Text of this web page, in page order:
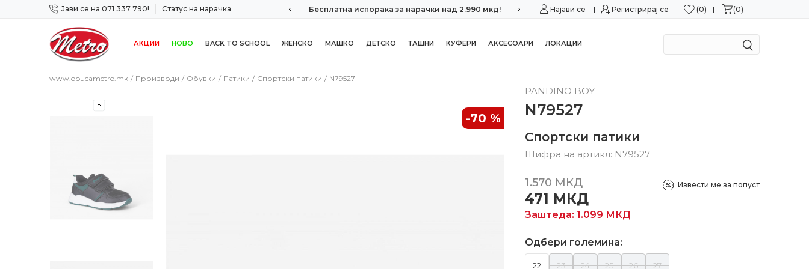
Јави се на 071 337 790! Статус на нарачка
Сигурно плаќање со платежна картичка! Бесплатна испорака за нарачки над 2.990 мкд! Можност за замена во рок од 15 дена!
Најави се Регистрирај се 0 0
АКЦИИ НОВО BACK TO SCHOOL ЖЕНСКО МАШКО ДЕТСКО ТАШНИ КУФЕРИ АКСЕСОАРИ ЛОКАЦИИ
www.obucametro.mk Производи Обувки Патики Спортски патики N79527
-70 %
PANDINO BOY
N79527
Спортски патики
Шифра на артикл: N79527
1.570 МКД
471 МКД
Заштеда: 1.099 МКД
Извести ме за попуст
Одбери големина:
22 23 24 25 26 27